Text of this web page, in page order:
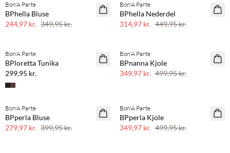
SAVE20
Bon'A Parte
BPhella Bluse
244,97 kr. 349,95 kr.
SAVE20
Bon'A Parte
BPhella Nederdel
314,97 kr. 449,95 kr.
NYHED
Bon'A Parte
BPloretta Tunika
299,95 kr.
SAVE20
Bon'A Parte
BPnanna Kjole
349,97 kr. 499,95 kr.
SAVE20
30% rabat
Bon'A Parte
BPperla Bluse
279,97 kr. 399,95 kr.
SAVE20
30% rabat
Bon'A Parte
BPperla Kjole
349,97 kr. 499,95 kr.